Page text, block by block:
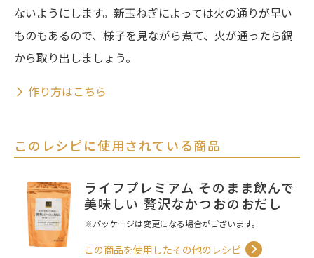
ないようにします。新玉ねぎによっては火の通りが早い
ものもあるので、様子を見ながら煮て、火が通ったら鍋
から取り出しましょう。
作り方はこちら
このレシピに使用されている商品
ライフプレミアム そのまま飲んで
美味しい 贅沢なかつおのおだし
※パッケージは変更になる場合がございます。
この商品を使用したその他のレシピ